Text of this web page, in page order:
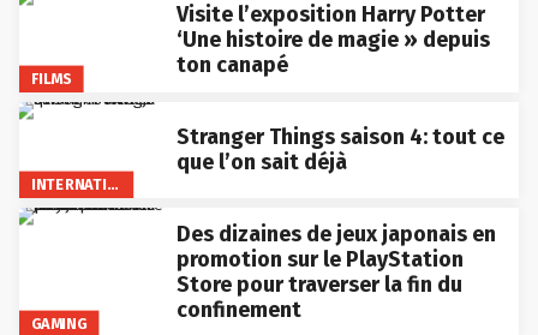
FILMS
Visite l’exposition Harry Potter
‘Une histoire de magie » depuis
ton canapé
INTERNATIONAL
Stranger Things saison 4: tout ce
que l’on sait déjà
GAMING
Des dizaines de jeux japonais en
promotion sur le PlayStation
Store pour traverser la fin du
confinement